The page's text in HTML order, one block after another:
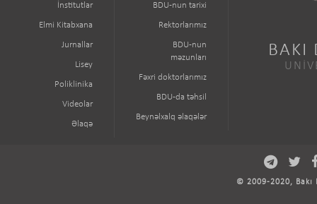
İnstitutlar
Elmi Kitabxana
Jurnallar
Lisey
Poliklinika
Videolar
Əlaqə
BDU-nun tarixi
Rektorlarımız
BDU-nun
məzunları
Fəxri doktorlarımız
BDU-da təhsil
Beynəlxalq əlaqələr
BAKI
© 2009-2020,